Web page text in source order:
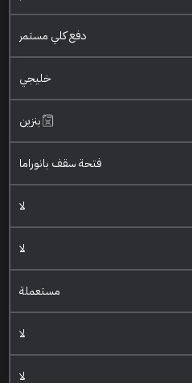
دفع كلي مستمر
خليجي
بنزين
فتحة سقف بانوراما
لا
لا
مستعملة
لا
لا